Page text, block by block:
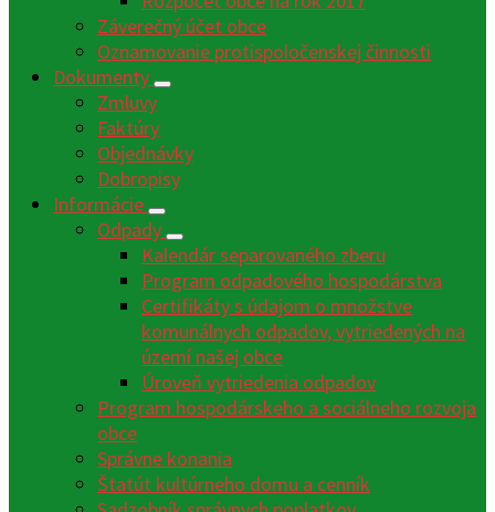
Záverečný účet obce
Oznamovanie protispoločenskej činnosti
Dokumenty
Zmluvy
Faktúry
Objednávky
Dobropisy
Informácie
Odpady
Kalendár separovaného zberu
Program odpadového hospodárstva
Certifikáty s údajom o množstve
komunálnych odpadov, vytriedených na
území našej obce
Úroveň vytriedenia odpadov
Program hospodárskeho a sociálneho rozvoja
obce
Správne konania
Štatút kultúrneho domu a cenník